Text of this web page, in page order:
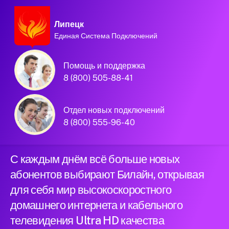
Липецк
Единая Система Подключений
Помощь и поддержка
8 (800) 505-88-41
Отдел новых подключений
8 (800) 555-96-40
Домашний интернет и
телевидение
Билайн в городе
Липецк
С каждым днём всё больше новых
абонентов выбирают Билайн, открывая
для себя мир высокоскоростного
домашнего интернета и кабельного
телевидения Ultra HD качества